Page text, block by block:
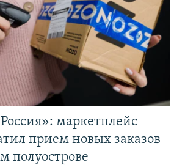
маркетплейс
прием новых заказов
полуострове